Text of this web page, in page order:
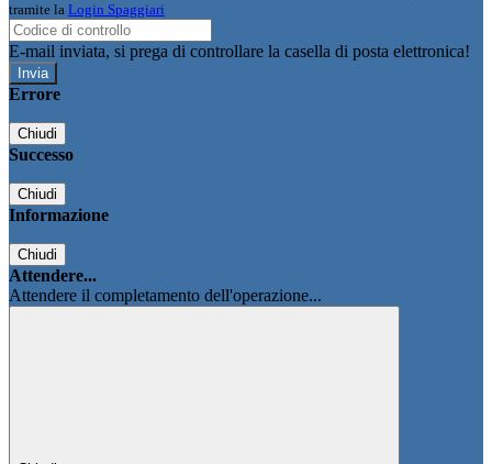
tramite la Login Spaggiari
E-mail inviata, si prega di controllare la casella di posta elettronica!
Errore
Chiudi
Successo
Chiudi
Informazione
Chiudi
Attendere...
Attendere il completamento dell'operazione...